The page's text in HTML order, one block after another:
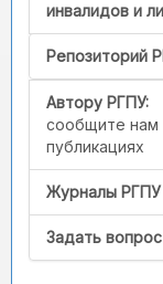
инвалидов и
Репозиторий
Автору РГПУ:
сообщите нам
публикациях
Журналы РГПУ
Задать вопрос